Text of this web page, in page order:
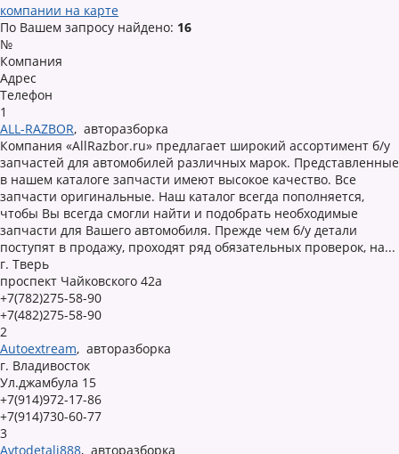
компании на карте
По Вашем запросу найдено: 16
№
Компания
Адрес
Телефон
1
ALL-RAZBOR, авторазборка
Компания «AllRazbor.ru» предлагает широкий ассортимент б/у
запчастей для автомобилей различных марок. Представленные
в нашем каталоге запчасти имеют высокое качество. Все
запчасти оригинальные. Наш каталог всегда пополняется,
чтобы Вы всегда смогли найти и подобрать необходимые
запчасти для Вашего автомобиля. Прежде чем б/у детали
поступят в продажу, проходят ряд обязательных проверок, на...
г. Тверь
проспект Чайковского 42а
+7(782)275-58-90
+7(482)275-58-90
2
Autoextream, авторазборка
г. Владивосток
Ул.джамбула 15
+7(914)972-17-86
+7(914)730-60-77
3
Avtodetali888, авторазборка